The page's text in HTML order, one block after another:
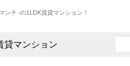
ンテ -の1LDK賃貸マンション！
貸マンション